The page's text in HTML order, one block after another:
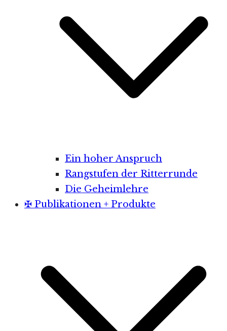
Ein hoher Anspruch
Rangstufen der Ritterrunde
Die Geheimlehre
✠ Publikationen + Produkte